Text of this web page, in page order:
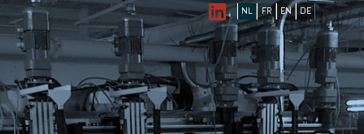
NL FR EN DE